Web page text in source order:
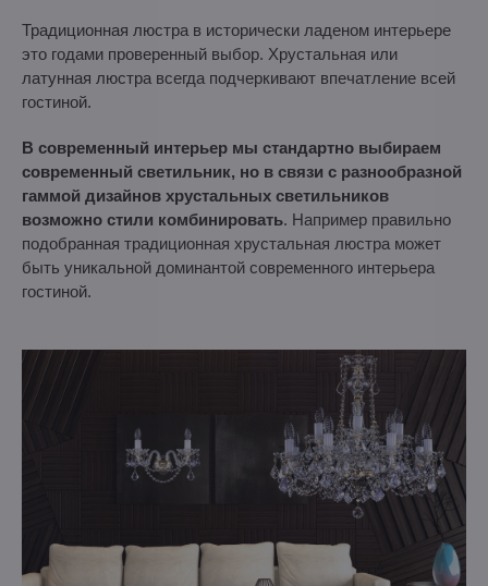
Традиционная люстра в исторически ладеном интерьере
это годами проверенный выбор. Хрустальная или
латунная люстра всегда подчеркивают впечатление всей
гостиной.
В современный интерьер мы стандартно выбираем
современный светильник, но в связи с разнообразной
гаммой дизайнов хрустальных светильников
возможно стили комбинировать. Например правильно
подобранная традиционная хрустальная люстра может
быть уникальной доминантой современного интерьера
гостиной.